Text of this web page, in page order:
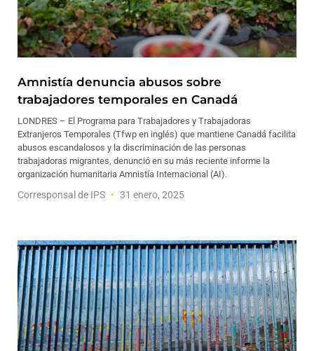
Amnistía denuncia abusos sobre
trabajadores temporales en Canadá
LONDRES – El Programa para Trabajadores y Trabajadoras
Extranjeros Temporales (Tfwp en inglés) que mantiene Canadá facilita
abusos escandalosos y la discriminación de las personas
trabajadoras migrantes, denunció en su más reciente informe la
organización humanitaria Amnistía Internacional (AI).
Corresponsal de IPS 31 enero, 2025